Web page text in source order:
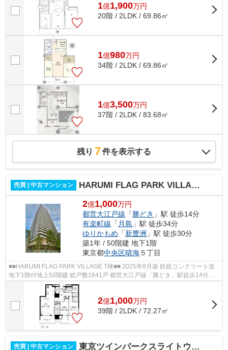
1億1,900万円
20階 / 2LDK / 69.86㎡
1億980万円
34階 / 2LDK / 69.86㎡
1億3,500万円
37階 / 2LDK / 83.68㎡
残り 7件を表示する
売買 | 中古マンション HARUMI FLAG PARK VILLAGE T棟
2億1,000万円
都営大江戸線 「 勝どき 」駅 徒歩14分
有楽町線 「 月島 」駅 徒歩34分
ゆりかもめ 「新豊洲 」駅 徒歩30分
築1年 / 50階建 地下1階
東京都中央区晴海５丁目
■■HARUMI FLAG PARK VILLAGE T棟■■ 2025年8月築 鉄筋コンクリート造
地下1階付地上50階建 総戸数1641戸 都営大江戸線「勝どき」駅徒歩14分
【共用施設】 ○ パーティールームガーデン...
2億1,000万円
39階 / 2LDK / 72.27㎡
売買 | 中古マンション 東京ツインパークスライトウィング